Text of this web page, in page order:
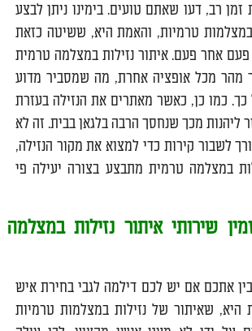
זמן רב, דעו שאתם טועים. בימינו ניתן לבצע
במצלמות טרמיות, והאמת היא, ששיטה כזאת
אחר פעם. איתור נזילות במצלמה טרמית
מהר מכל אופציה אחרת, מה שמסביר מדוע
כך. כמו כן, כאשר מאתרים את הנזילה בעזרת
ליהנות מכך שנחסך הרבה בלגאן בבית. זה לא
לשבור קירות כדי למצוא את מקור הנזילה,
במצלמה טרמית מתבצע בצורה יעילה פי
שירותי איתור נזילות במצלמה
אתכם אם יש לכם דילמה לגבי בחירת איש
היא, שאיתור של נזילות במצלמות טרמיות